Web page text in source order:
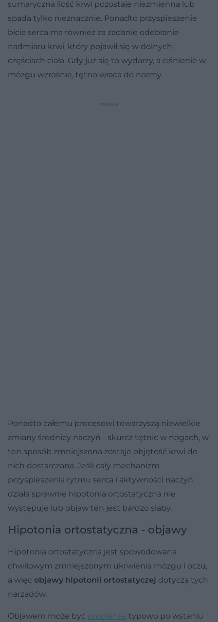
sumaryczna ilość krwi pozostaje niezmienna lub
spada tylko nieznacznie. Ponadto przyspieszenie
bicia serca ma również za zadanie odebranie
nadmiaru krwi, który pojawił się w dolnych
częściach ciała. Gdy już się to wydarzy, a ciśnienie w
mózgu wzrośnie, tętno wraca do normy.
Ponadto całemu procesowi towarzyszą niewielkie
zmiany średnicy naczyń - skurcz tętnic w nogach, w
ten sposób zmniejszona zostaje objętość krwi do
nich dostarczana. Jeśli cały mechanizm
przyspieszenia rytmu serca i aktywności naczyń
działa sprawnie hipotonia ortostatyczna nie
występuje lub objaw ten jest bardzo słaby.
Hipotonia ortostatyczna - objawy
Hipotonia ortostatyczna jest spowodowana
chwilowym zmniejszonym ukrwienia mózgu i oczu,
a więc objawy hipotonii ortostatyczej dotyczą tych
narządów.
Objawem może być omdlenie, typowo po wstaniu